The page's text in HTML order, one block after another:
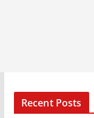
Recent Posts